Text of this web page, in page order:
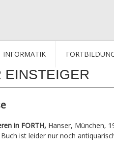
INFORMATIK
EINSTEIGER
in FORTH, Hanser, München,
ist leider nur noch